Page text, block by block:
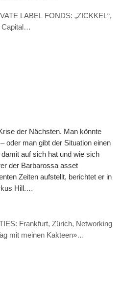
LABEL FONDS: „ZICKKEL“,
der Nächsten. Man könnte
oder man gibt der Situation einen
auf sich hat und wie sich
der Barbarossa asset
Zeiten aufstellt, berichtet er in
Hill.
7.11. 9.30 Uhr) Hill: „ZICKKEL“
nenne ich die Kombination aus
Krieg in der Ukraine,
Frankfurt, Zürich, Networking
mit meinen Kakteen»